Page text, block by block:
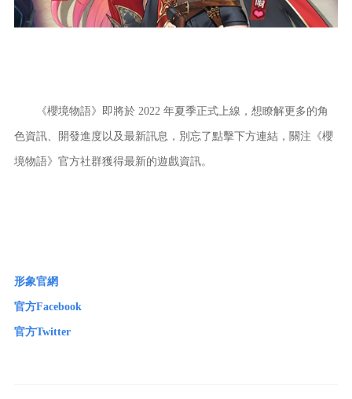
《櫻境物語》即將於 2022 年夏季正式上線，想瞭解更多的角
色資訊、開發進度以及最新訊息，別忘了點擊下方連結，關注《櫻
境物語》官方社群獲得最新的遊戲資訊。
形象官網
官方Facebook
官方Twitter